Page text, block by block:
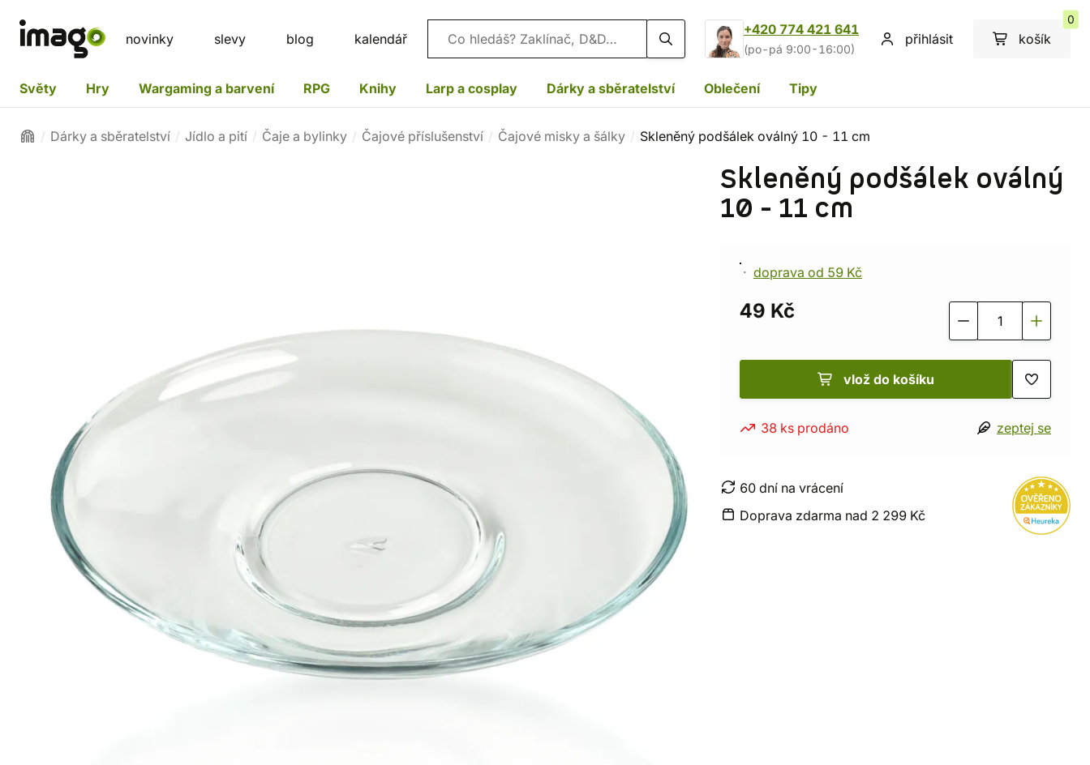
novinky slevy blog kalendář Vyhledávání
+420 774 421 641
(po-pá 9:00-16:00)
přihlásit košík
0
Světy Hry Wargaming a barvení RPG Knihy Larp a cosplay Dárky a sběratelství Oblečení Tipy
Dárky a sběratelství Jídlo a pití Čaje a bylinky Čajové příslušenství Čajové misky a šálky Skleněný podšálek oválný 10 - 11 cm
Skleněný podšálek oválný
10 - 11 cm
doprava od 59 Kč
49 Kč
vlož do košíku
38 ks prodáno zeptej se
60 dní na vrácení
Doprava zdarma nad 2 299 Kč